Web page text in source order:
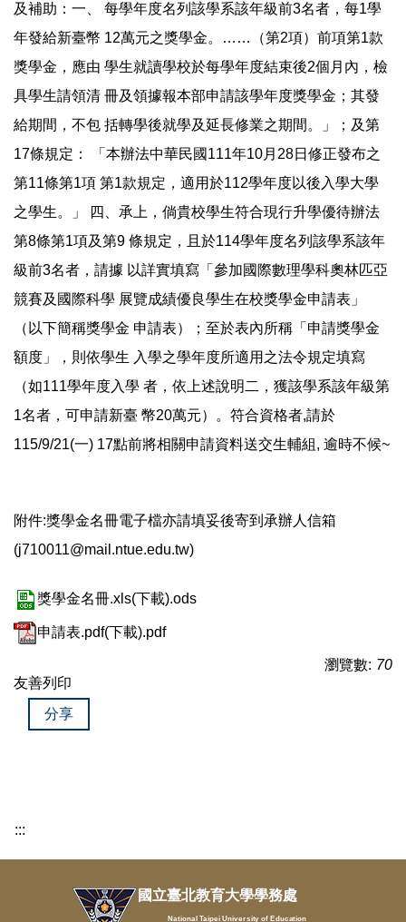
及補助：一、 每學年度名列該學系該年級前3名者，每1學
年發給新臺幣 12萬元之獎學金。……（第2項）前項第1款
獎學金，應由 學生就讀學校於每學年度結束後2個月內，檢
具學生請領清 冊及領據報本部申請該學年度獎學金；其發
給期間，不包 括轉學後就學及延長修業之期間。」；及第
17條規定： 「本辦法中華民國111年10月28日修正發布之
第11條第1項 第1款規定，適用於112學年度以後入學大學
之學生。」 四、承上，倘貴校學生符合現行升學優待辦法
第8條第1項及第9 條規定，且於114學年度名列該學系該年
級前3名者，請據 以詳實填寫「參加國際數理學科奧林匹亞
競賽及國際科學 展覽成績優良學生在校獎學金申請表」
（以下簡稱獎學金 申請表）；至於表內所稱「申請獎學金
額度」，則依學生 入學之學年度所適用之法令規定填寫
（如111學年度入學 者，依上述說明二，獲該學系該年級第
1名者，可申請新臺 幣20萬元）。符合資格者,請於
115/9/21(一) 17點前將相關申請資料送交生輔組, 逾時不候~
附件:獎學金名冊電子檔亦請填妥後寄到承辦人信箱
(j710011@mail.ntue.edu.tw)
獎學金名冊.xls(下載).ods
申請表.pdf(下載).pdf
瀏覽數: 70
友善列印
分享
:::
國立臺北教育大學學務處
National Taipei University of Education